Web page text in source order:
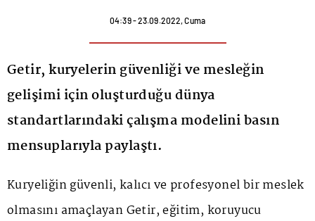
04:39 - 23.09.2022, Cuma
Getir, kuryelerin güvenliği ve mesleğin
gelişimi için oluşturduğu dünya
standartlarındaki çalışma modelini basın
mensuplarıyla paylaştı.
Kuryeliğin güvenli, kalıcı ve profesyonel bir meslek
olmasını amaçlayan Getir, eğitim, koruyucu